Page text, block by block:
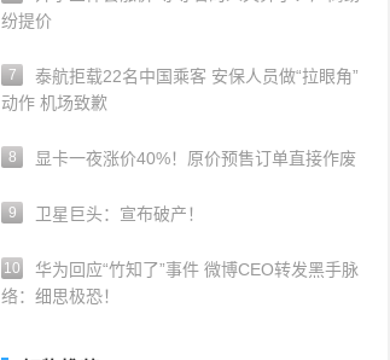
纷提价
7
泰航拒载22名中国乘客 安保人员做“拉眼角”
动作 机场致歉
8 显卡一夜涨价40%！原价预售订单直接作废
9 卫星巨头：宣布破产！
10
华为回应“竹知了”事件 微博CEO转发黑手脉
络：细思极恐！